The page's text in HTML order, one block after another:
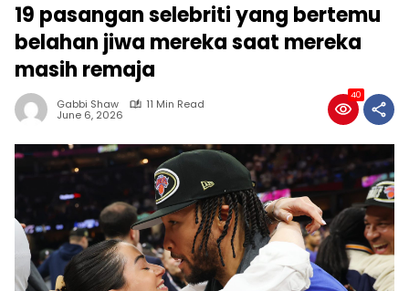
19 pasangan selebriti yang bertemu
belahan jiwa mereka saat mereka
masih remaja
Gabbi Shaw 11 Min Read
June 6, 2026
40